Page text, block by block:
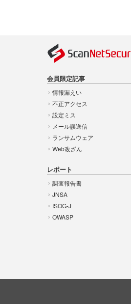
会員限定記事
情報漏えい
不正アクセス
設定ミス
メール誤送信
ランサムウェア
Web改ざん
レポート
調査報告書
JNSA
ISOG-J
OWASP